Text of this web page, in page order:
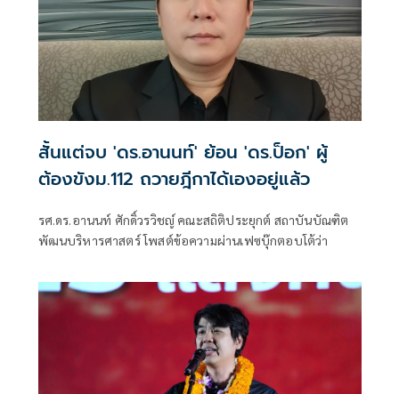
สั้นแต่จบ 'ดร.อานนท์' ย้อน 'ดร.ป็อก' ผู้
ต้องขังม.112 ถวายฎีกาได้เองอยู่แล้ว
รศ.ดร.อานนท์ ศักดิ์วรวิชญ์ คณะสถิติประยุกต์ สถาบันบัณฑิต
พัฒนบริหารศาสตร์ โพสต์ข้อความผ่านเฟซบุ๊กตอบโต้ว่า